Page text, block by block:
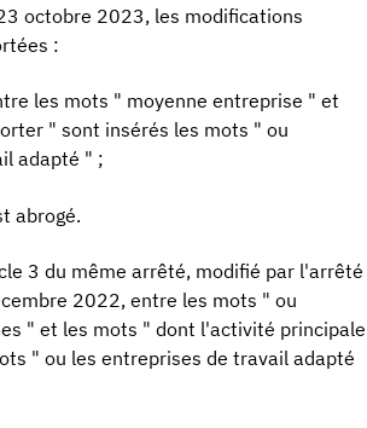
octobre 2023, les modifications
:
les mots " moyenne entreprise " et
" sont insérés les mots " ou
adapté " ;
abrogé.
3 du même arrêté, modifié par l'arrêté
2022, entre les mots " ou
" et les mots " dont l'activité principale
" ou les entreprises de travail adapté